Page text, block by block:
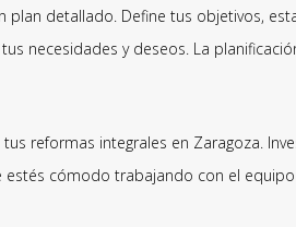
detallado. Define tus objetivos,
necesidades y deseos. La
reformas integrales en Zaragoza.
estés cómodo trabajando con el